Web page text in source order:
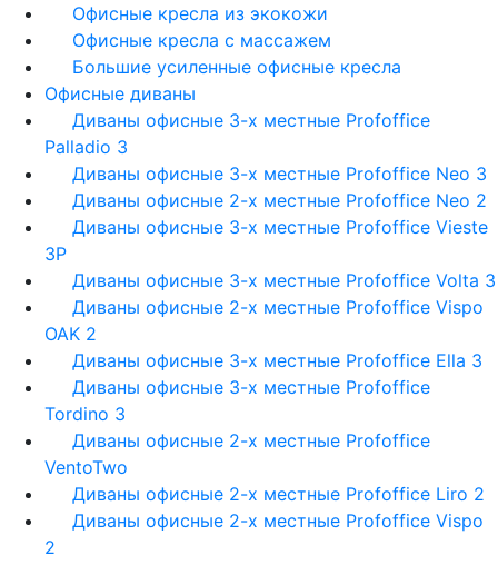
Офисные кресла из экокожи
Офисные кресла с массажем
Большие усиленные офисные кресла
Офисные диваны
Диваны офисные 3-х местные Profoffice
Palladio 3
Диваны офисные 3-х местные Profoffice Neo 3
Диваны офисные 2-х местные Profoffice Neo 2
Диваны офисные 3-х местные Profoffice Vieste
3P
Диваны офисные 3-х местные Profoffice Volta 3
Диваны офисные 2-х местные Profoffice Vispo
OAK 2
Диваны офисные 3-х местные Profoffice Ella 3
Диваны офисные 3-х местные Profoffice
Tordino 3
Диваны офисные 2-х местные Profoffice
VentoTwo
Диваны офисные 2-х местные Profoffice Liro 2
Диваны офисные 2-х местные Profoffice Vispo
2